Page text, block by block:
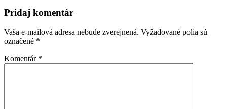
Pridaj komentár
Vaša e-mailová adresa nebude zverejnená. Vyžadované polia sú
označené *
Komentár *